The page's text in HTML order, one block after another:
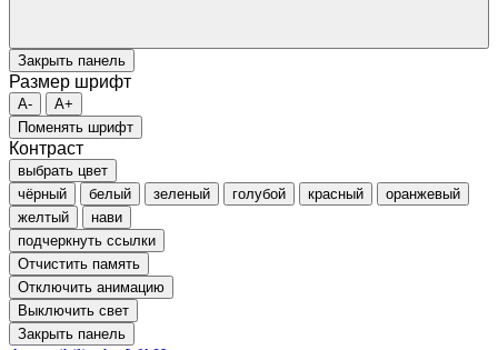
Закрыть панель
Размер шрифт
A-
A+
Поменять шрифт
Контраст
выбрать цвет
чёрный
белый зеленый голубой красный
оранжевый
желтый
нави
подчеркнуть ссылки
Отчистить память
Отключить анимацию
Выключить свет
Закрыть панель